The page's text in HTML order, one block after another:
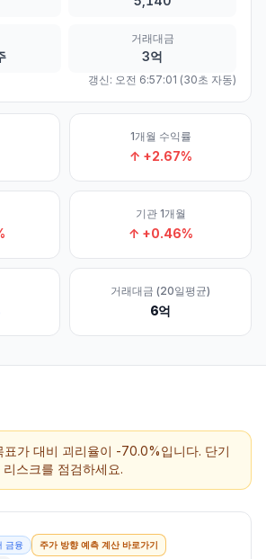
거래대금
3억
갱신: 오전 6:57:01 (30초 자동)
1개월 수익률
↑ +2.67%
기관 1개월
↑ +0.46%
거래대금 (20일평균)
6억
표가 대비 괴리율이 -70.0%입니다. 단기
리스크를 점검하세요.
금융 주가 방향 예측 계산 바로가기